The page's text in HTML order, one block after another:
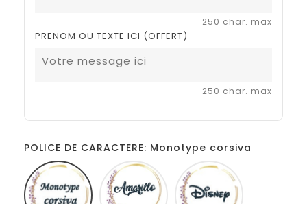
250 char. max
PRENOM OU TEXTE ICI (OFFERT)
250 char. max
POLICE DE CARACTERE: Monotype corsiva
Monotype
corsiva
Amarillo